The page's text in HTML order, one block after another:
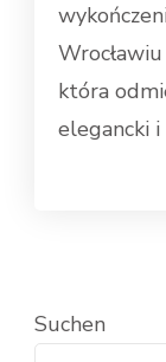
która
elegancki i
Suchen